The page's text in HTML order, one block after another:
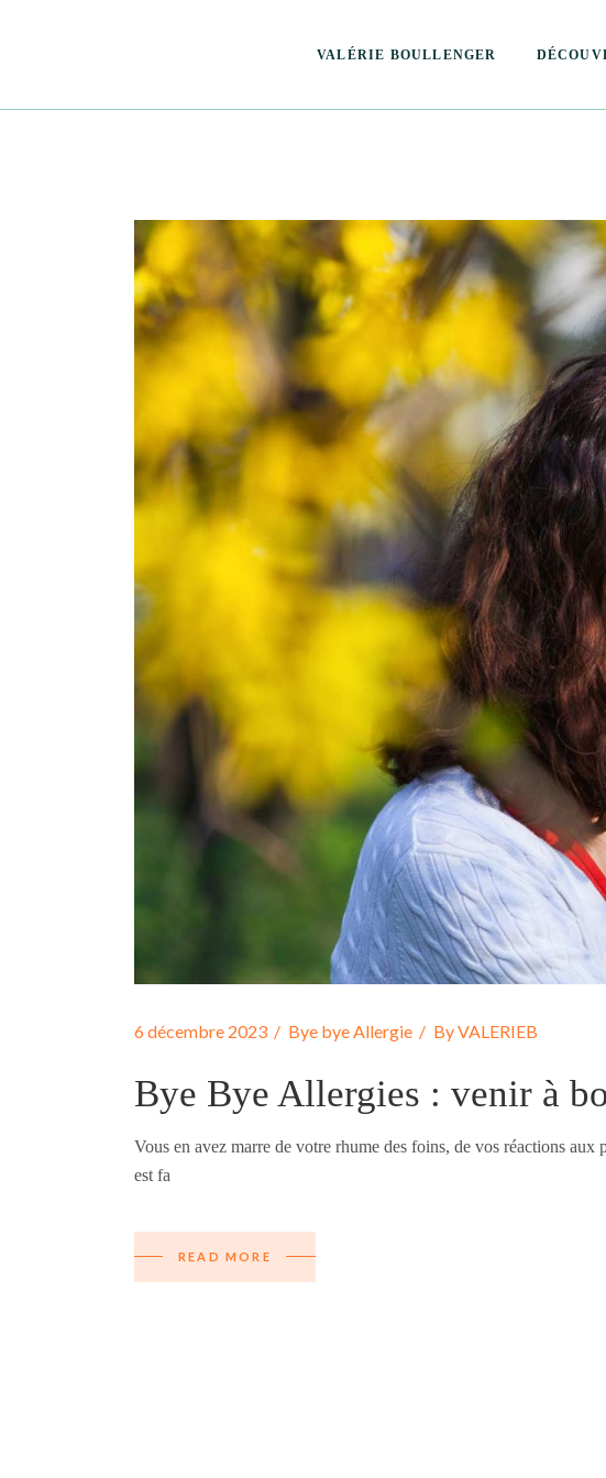
VALÉRIE BOULLENGER
Le concept
6 décembre 2023 Bye bye Allergie ByVALERIEB
Bye Bye Allergies : venir à
Vous en avez marre de votre rhume des foins, de vos réactions
est fa
READ MORE